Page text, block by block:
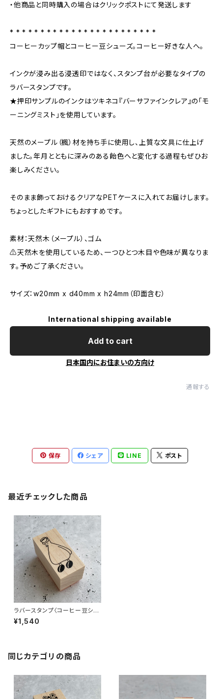
・他商品と同時購入の場合はクリックポストにて発送します
* * * * * * * * * * * * * * * * * * * * * * * *
コーヒーカップ帽とコーヒー豆シューズ。コーヒー好きな人へ。
インクが浸み出る浸透印ではなく、スタンプ台が必要なタイプの
ラバースタンプです。
★押印サンプルのインクはツキネコ『バーサファインクレア』の「モ
ーニングミスト」を使用しています。
天然のメープル（楓）材を持ち手に使用し、上質な文具に仕上げ
ました。年月とともに深みのある飴色へと変化する過程もぜひお
楽しみください。
そのまま飾っておけるクリアなPETケースに入れてお届けします。
ちょっとしたギフトにもおすすめです。
素材：天然木（メープル）、ゴム
⚠️天然木を使用しているため、一つひとつ木目や色味が異なりま
す。予めご了承ください。
サイズ：w20mm x d40mm x h24mm（印面含む）
International shipping available
Add to cart
日本国内にお住まいの方向け
通報する
保存 シェア LINE ポスト
最近チェックした商品
ラバースタンプ〈コーヒー豆シュ
ーズ〉
¥1,540
同じカテゴリの商品